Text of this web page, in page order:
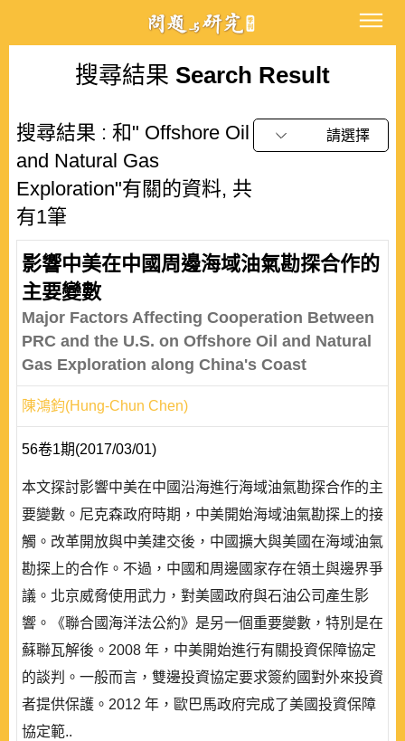
搜尋結果 Search Result
搜尋結果 : 和" Offshore Oil
and Natural Gas
Exploration"有關的資料, 共
有1筆
請選擇
影響中美在中國周邊海域油氣勘探合作的
主要變數
Major Factors Affecting Cooperation Between
PRC and the U.S. on Offshore Oil and Natural
Gas Exploration along China's Coast
陳鴻鈞(Hung-Chun Chen)
56卷1期(2017/03/01)
本文探討影響中美在中國沿海進行海域油氣勘探合作的主
要變數。尼克森政府時期，中美開始海域油氣勘探上的接
觸。改革開放與中美建交後，中國擴大與美國在海域油氣
勘探上的合作。不過，中國和周邊國家存在領土與邊界爭
議。北京威脅使用武力，對美國政府與石油公司產生影
響。《聯合國海洋法公約》是另一個重要變數，特別是在
蘇聯瓦解後。2008 年，中美開始進行有關投資保障協定
的談判。一般而言，雙邊投資協定要求簽約國對外來投資
者提供保護。2012 年，歐巴馬政府完成了美國投資保障
協定範..